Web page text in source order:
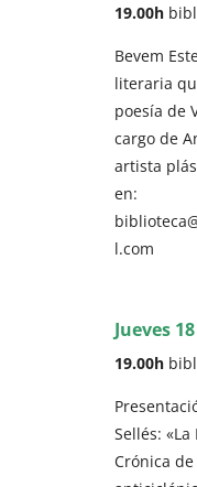
19.00h
Bevem
literaria
poesía de
cargo de
artista
en:
l.com
Jueves
19.00h
Sellés:
Crónica